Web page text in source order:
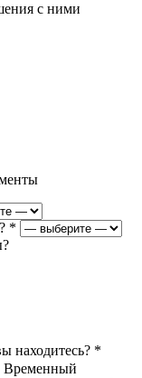
с ними
*
находитесь? *
Временный